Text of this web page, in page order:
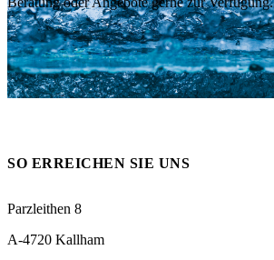
Messen
Videos / Downloads
HT Plus
Hochdruckpumpen
SO ERREICHEN SIE UNS
Parzleithen 8
A-4720 Kallham